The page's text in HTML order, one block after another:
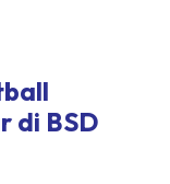
di BSD